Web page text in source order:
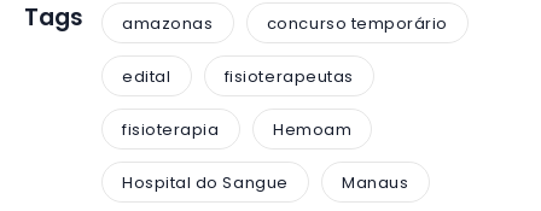
Tags amazonas concurso temporário
edital fisioterapeutas
fisioterapia Hemoam
Hospital do Sangue Manaus